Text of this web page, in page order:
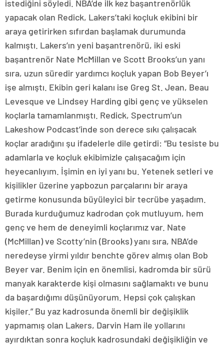
istediğini söyledi. NBA’de ilk kez başantrenörlük
yapacak olan Redick, Lakers’taki koçluk ekibini bir
araya getirirken sıfırdan başlamak durumunda
kalmıştı. Lakers’ın yeni başantrenörü, iki eski
başantrenör Nate McMillan ve Scott Brooks’un yanı
sıra, uzun süredir yardımcı koçluk yapan Bob Beyer’ı
işe almıştı. Ekibin geri kalanı ise Greg St. Jean, Beau
Levesque ve Lindsey Harding gibi genç ve yükselen
koçlarla tamamlanmıştı. Redick, Spectrum’un
Lakeshow Podcast’inde son derece sıkı çalışacak
koçlar aradığını şu ifadelerle dile getirdi: “Bu tesiste bu
adamlarla ve koçluk ekibimizle çalışacağım için
heyecanlıyım. İşimin en iyi yanı bu. Yetenek setleri ve
kişilikler üzerine yapbozun parçalarını bir araya
getirme konusunda büyüleyici bir tecrübe yaşadım.
Burada kurduğumuz kadrodan çok mutluyum, hem
genç ve hem de deneyimli koçlarımız var. Nate
(McMillan) ve Scotty’nin (Brooks) yanı sıra, NBA’de
neredeyse yirmi yıldır benchte görev almış olan Bob
Beyer var. Benim için en önemlisi, kadromda bir sürü
manyak karakterde kişi olmasını sağlamaktı ve bunu
da başardığımı düşünüyorum. Hepsi çok çalışkan
kişiler.” Bu yaz kadrosunda önemli bir değişiklik
yapmamış olan Lakers, Darvin Ham ile yollarını
ayırdıktan sonra koçluk kadrosundaki değişikliğin ve